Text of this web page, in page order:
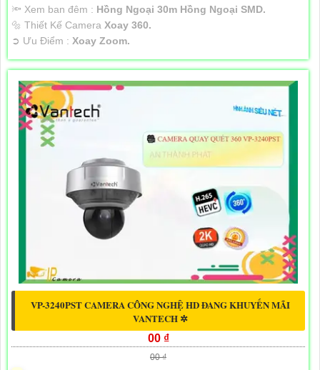
🔦 Xem ban đêm : Hồng Ngoại 30m Hồng Ngoại SMD.
🔩 Thiết Kế Camera Xoay 360.
️➲ Ưu Điểm : Xoay Zoom.
VP-3240PST CAMERA CÔNG NGHỆ HD ĐANG KHUYẾN MÃI
VANTECH ✲
00 ₫
00 ₫